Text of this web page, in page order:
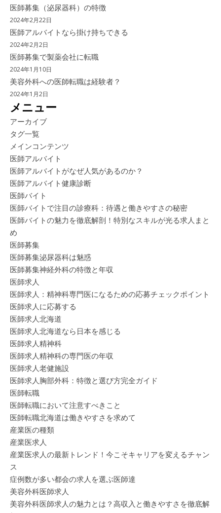
医師募集（泌尿器科）の特徴
2024年2月22日
医師アルバイトなら掛け持ちできる
2024年2月2日
医師募集で製薬会社に転職
2024年1月10日
美容外科への医師転職は経験者？
2024年1月2日
メニュー
アーカイブ
タグ一覧
メインコンテンツ
医師アルバイト
医師アルバイトがなぜ人気があるのか？
医師アルバイト健康診断
医師バイト
医師バイトで注目の診療科：待遇と働きやすさの秘密
医師バイトの魅力を徹底解剖！特別なスキルが光る求人まと
め
医師募集
医師募集泌尿器科は魅惑
医師募集神経外科の特徴と年収
医師求人
医師求人：精神科専門医になるための応募チェックポイント
医師求人に応募する
医師求人北海道
医師求人北海道なら日本を感じる
医師求人精神科
医師求人精神科の専門医の年収
医師求人老健施設
医師求人胸部外科：特徴と選び方完全ガイド
医師転職
医師転職において注意すべきこと
医師転職北海道は働きやすさを求めて
産業医の種類
産業医求人
産業医求人の最新トレンド！今こそキャリアを変えるチャン
ス
症例数が多い都会の求人を選ぶ医師達
美容外科医師求人
美容外科医師求人の魅力とは？高収入と働きやすさを徹底解